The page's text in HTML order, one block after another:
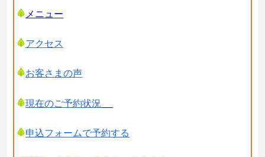
メニュー
アクセス
お客さまの声
現在のご予約状況
申込フォームで予約する